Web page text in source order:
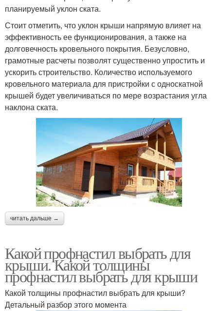
планируемый уклон ската.
Стоит отметить, что уклон крыши напрямую влияет на
эффективность ее функционирования, а также на
долговечность кровельного покрытия. Безусловно,
грамотные расчеты позволят существенно упростить и
ускорить строительство. Количество используемого
кровельного материала для пристройки с односкатной
крышей будет увеличиваться по мере возрастания угла
наклона ската.
читать дальше →
Какой профнастил выбрать для
крыши. Какой толщины
профнастил выбрать для крыши
Какой толщины профнастил выбрать для крыши?
Детальный разбор этого момента